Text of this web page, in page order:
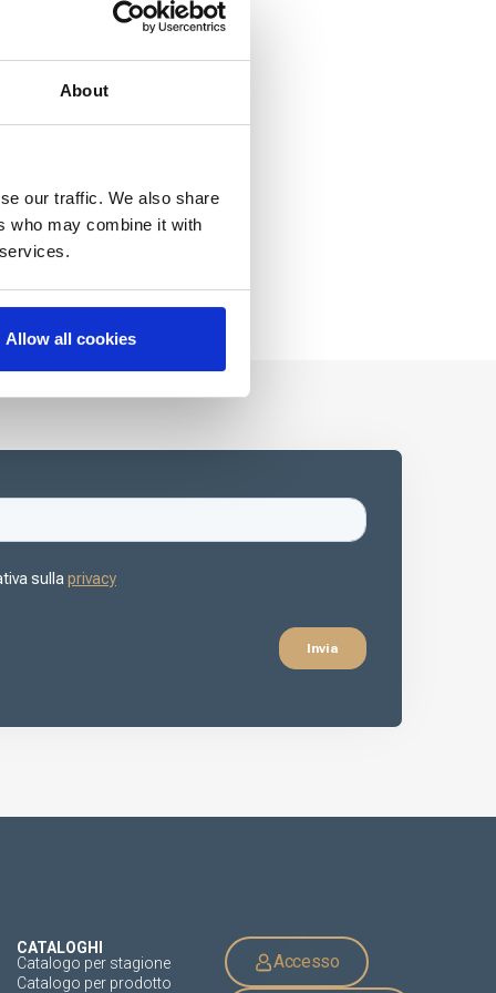
About
our traffic. We also share
who may combine it with
Allow all cookies
CATALOGHI
Catalogo per stagione
Catalogo per prodotto
Accesso